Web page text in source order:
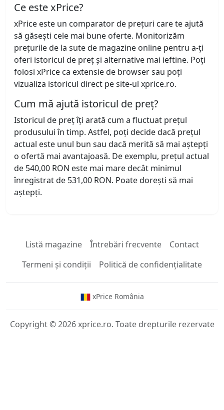
Ce este xPrice?
xPrice este un comparator de prețuri care te ajută
să găsești cele mai bune oferte. Monitorizăm
prețurile de la sute de magazine online pentru a-ți
oferi istoricul de preț și alternative mai ieftine. Poți
folosi xPrice ca extensie de browser sau poți
vizualiza istoricul direct pe site-ul xprice.ro.
Cum mă ajută istoricul de preț?
Istoricul de preț îți arată cum a fluctuat prețul
produsului în timp. Astfel, poți decide dacă prețul
actual este unul bun sau dacă merită să mai aștepți
o ofertă mai avantajoasă. De exemplu, prețul actual
de 540,00 RON este mai mare decât minimul
înregistrat de 531,00 RON. Poate dorești să mai
aștepți.
Listă magazine Întrebări frecvente
Contact
Termeni și condiții
Politică de confidențialitate
xPrice România
Copyright © 2026 xprice.ro. Toate drepturile rezervate